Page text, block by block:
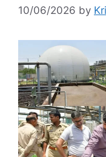
10/06/2026 by